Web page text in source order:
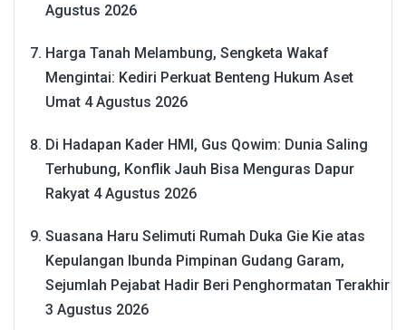
Agustus 2026
Harga Tanah Melambung, Sengketa Wakaf
Mengintai: Kediri Perkuat Benteng Hukum Aset
Umat 4 Agustus 2026
Di Hadapan Kader HMI, Gus Qowim: Dunia Saling
Terhubung, Konflik Jauh Bisa Menguras Dapur
Rakyat 4 Agustus 2026
Suasana Haru Selimuti Rumah Duka Gie Kie atas
Kepulangan Ibunda Pimpinan Gudang Garam,
Sejumlah Pejabat Hadir Beri Penghormatan Terakhir
3 Agustus 2026